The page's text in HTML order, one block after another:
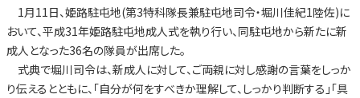
1月11日、姫路駐屯地(第3特科隊長兼駐屯地司令・堀川佳紀1陸佐)に
おいて、平成31年姫路駐屯地成人式を執り行い、同駐屯地から新たに新
成人となった36名の隊員が出席した。
式典で堀川司令は、新成人に対して、ご両親に対し感謝の言葉をしっか
り伝えるとともに、「自分が何をすべきか理解して、しっかり判断する」「具